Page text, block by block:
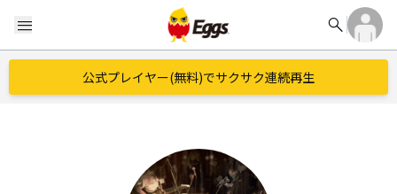
menu search
公式プレイヤー(無料)でサクサク連続再生